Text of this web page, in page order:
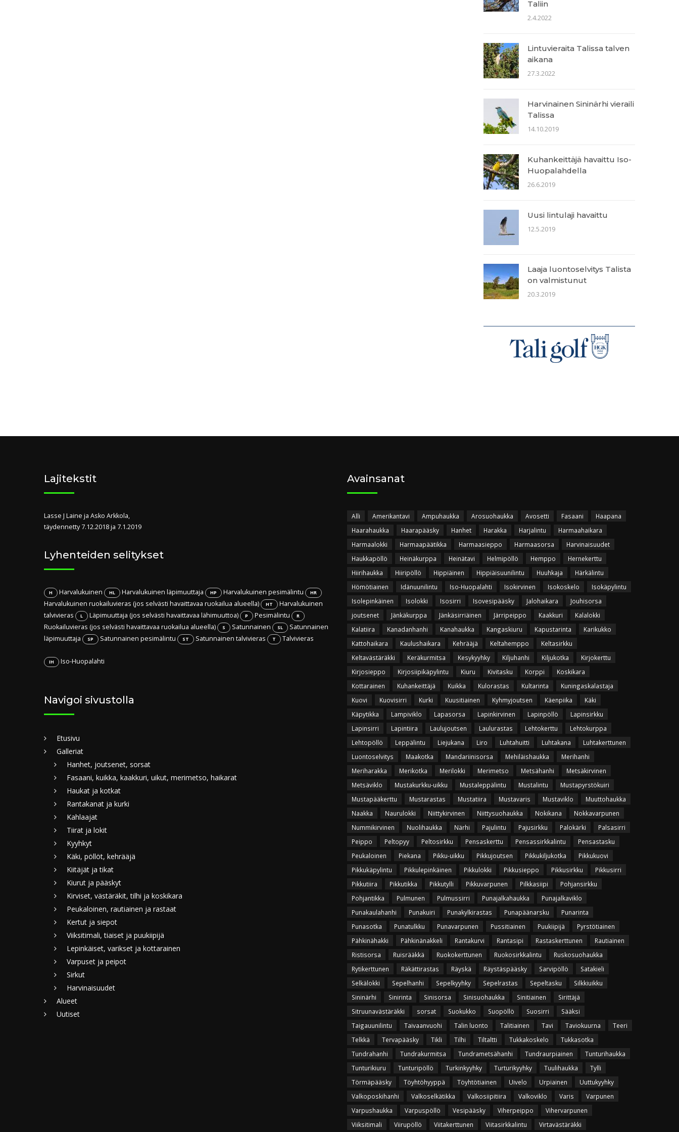
Taliin
2.4.2022
Lintuvieraita Talissa talven
aikana
27.3.2022
Harvinainen Sininärhi vieraili
Talissa
14.10.2019
Kuhankeittäjä havaittu Iso-
Huopalahdella
26.6.2019
Uusi lintulaji havaittu
12.5.2019
Laaja luontoselvitys Talista
on valmistunut
20.3.2019
Lajitekstit
Lasse J Laine ja Asko Arkkola,
täydennetty 7.12.2018 ja 7.1.2019
Lyhenteiden selitykset
H Harvalukuinen HL Harvalukuinen läpimuuttaja HP Harvalukuinen pesimälintu HR
Harvalukuinen ruokailuvieras (jos selvästi havaittavaa ruokailua alueella) HT
Harvalukuinen
talvivieras
L Läpimuuttaja (jos selvästi havaittavaa lähimuuttoa) P Pesimälintu R
Ruokailuvieras (jos selvästi havaittavaa ruokailua alueella) S Satunnainen SL
Satunnainen
läpimuuttaja
SP Satunnainen pesimälintu ST Satunnainen talvivieras T Talvivieras
IH Iso-Huopalahti
Navigoi sivustolla
Etusivu
Galleriat
Hanhet, joutsenet, sorsat
Fasaani, kuikka, kaakkuri, uikut, merimetso, haikarat
Haukat ja kotkat
Rantakanat ja kurki
Kahlaajat
Tiirat ja lokit
Kyyhkyt
Käki, pöllöt, kehrääjä
Kiitäjät ja tikat
Kiurut ja pääskyt
Kirviset, västäräkit, tilhi ja koskikara
Peukaloinen, rautiainen ja rastaat
Kertut ja siepot
Viiksitimali, tiaiset ja puukiipijä
Lepinkäiset, varikset ja kottarainen
Varpuset ja peipot
Sirkut
Harvinaisuudet
Alueet
Uutiset
Avainsanat
Alli Amerikantavi Ampuhaukka Arosuohaukka Avosetti Fasaani
Haapana
Haarahaukka
Haarapääsky Hanhet Harakka Harjalintu
Harmaahaikara
Harmaalokki
Harmaapäätikka Harmaasieppo Harmaasorsa
Harvinaisuudet
Haukkapöllö
Heinäkurppa Heinätavi Helmipöllö Hemppo
Hernekerttu
Hiirihaukka
Hiiripöllö Hippiäinen Hippiäisuunilintu Huuhkaja
Härkälintu
Hömötiainen
Idänuunilintu Iso-Huopalahti Isokirvinen Isokoskelo
Isokäpylintu
Isolepinkäinen
Isolokki Isosirri Isovesipääsky Jalohaikara
Jouhisorsa
joutsenet
Jänkäkurppa Jänkäsirriäinen Järripeippo Kaakkuri
Kalalokki
Kalatiira
Kanadanhanhi Kanahaukka Kangaskiuru Kapustarinta
Karikukko
Kattohaikara
Kaulushaikara Kehrääjä Keltahemppo
Keltasirkku
Keltavästäräkki
Keräkurmitsa Kesykyyhky Kiljuhanhi Kiljukotka
Kirjokerttu
Kirjosieppo
Kirjosiipikäpylintu Kiuru Kivitasku Korppi
Koskikara
Kottarainen
Kuhankeittäjä Kuikka Kulorastas Kultarinta
Kuningaskalastaja
Kuovi
Kuovisirri Kurki Kuusitiainen Kyhmyjoutsen Käenpiika
Käki
Käpytikka
Lampiviklo Lapasorsa Lapinkirvinen Lapinpöllö
Lapinsirkku
Lapinsirri
Lapintiira Laulujoutsen Laulurastas Lehtokerttu
Lehtokurppa
Lehtopöllö
Leppälintu Liejukana Liro Luhtahuitti Luhtakana
Luhtakerttunen
Luontoselvitys
Maakotka Mandariinisorsa Mehiläishaukka
Merihanhi
Meriharakka
Merikotka Merilokki Merimetso Metsähanhi
Metsäkirvinen
Metsäviklo
Mustakurkku-uikku Mustaleppälintu Mustalintu
Mustapyrstökuiri
Mustapääkerttu
Mustarastas Mustatiira Mustavaris Mustaviklo
Muuttohaukka
Naakka
Naurulokki Niittykirvinen Niittysuohaukka Nokikana
Nokkavarpunen
Nummikirvinen
Nuolihaukka Närhi Pajulintu Pajusirkku Palokärki
Palsasirri
Peippo
Peltopyy Peltosirkku Pensaskerttu Pensassirkkalintu
Pensastasku
Peukaloinen
Piekana Pikku-uikku Pikkujoutsen Pikkukiljukotka
Pikkukuovi
Pikkukäpylintu
Pikkulepinkäinen Pikkulokki Pikkusieppo Pikkusirkku
Pikkusirri
Pikkutiira
Pikkutikka Pikkutylli Pikkuvarpunen Pilkkasiipi
Pohjansirkku
Pohjantikka
Pulmunen Pulmussirri Punajalkahaukka
Punajalkaviklo
Punakaulahanhi
Punakuiri Punakylkirastas Punapäänarsku
Punarinta
Punasotka
Punatulkku Punavarpunen Pussitiainen Puukiipijä
Pyrstötiainen
Pähkinähakki
Pähkinänakkeli Rantakurvi Rantasipi Rastaskerttunen
Rautiainen
Ristisorsa
Ruisrääkkä Ruokokerttunen Ruokosirkkalintu
Ruskosuohaukka
Rytikerttunen
Räkättirastas Räyskä Räystäspääsky Sarvipöllö
Satakieli
Selkälokki
Sepelhanhi Sepelkyyhky Sepelrastas Sepeltasku
Silkkiuikku
Sininärhi
Sinirinta Sinisorsa Sinisuohaukka Sinitiainen
Sirittäjä
Sitruunavästäräkki
sorsat Suokukko Suopöllö Suosirri
Sääksi
Taigauunilintu
Taivaanvuohi Talin luonto Talitiainen Tavi Taviokuurna
Teeri
Telkkä
Tervapääsky Tikli Tilhi Tiltaltti Tukkakoskelo
Tukkasotka
Tundrahanhi
Tundrakurmitsa Tundrametsähanhi Tundraurpiainen
Tunturihaukka
Tunturikiuru
Tunturipöllö Turkinkyyhky Turturikyyhky Tuulihaukka
Tylli
Törmäpääsky
Töyhtöhyyppä Töyhtötiainen Uivelo Urpiainen
Uuttukyyhky
Valkoposkihanhi
Valkoselkätikka Valkosiipitiira Valkoviklo Varis
Varpunen
Varpushaukka
Varpuspöllö Vesipääsky Viherpeippo
Vihervarpunen
Viiksitimali
Viirupöllö Viitakerttunen Viitasirkkalintu Virtavästäräkki